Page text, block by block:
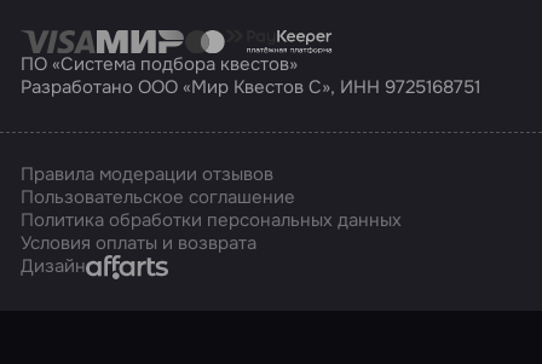
ПО «Система подбора квестов»
Разработано ООО «Мир Квестов С», ИНН 9725168751
Правила модерации отзывов
Пользовательское соглашение
Политика обработки персональных данных
Условия оплаты и возврата
ДизайнAffarts